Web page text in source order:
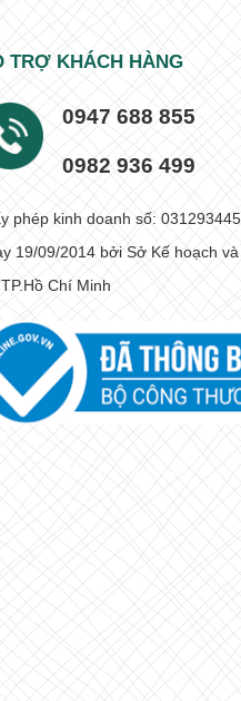
TRỢ KHÁCH HÀNG
0947 688 855
0982 936 499
phép kinh doanh số:
19/09/2014 bởi Sở Kế hoạch
Chí Minh